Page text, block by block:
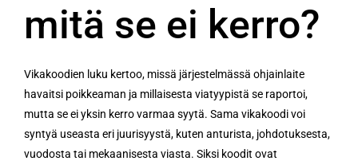
mitä se ei kerro?
Vikakoodien luku kertoo, missä järjestelmässä ohjainlaite
havaitsi poikkeaman ja millaisesta viatyypistä se raportoi,
mutta se ei yksin kerro varmaa syytä. Sama vikakoodi voi
syntyä useasta eri juurisyystä, kuten anturista, johdotuksesta,
vuodosta tai mekaanisesta viasta. Siksi koodit ovat